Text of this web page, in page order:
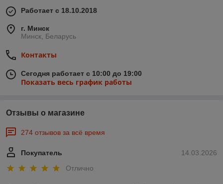
Работает с 18.10.2018
г. Минск
Минск, Беларусь
Контакты
Сегодня работает с 10:00 до 19:00
Показать весь график работы
Отзывы о магазине
274 отзывов за всё время
14.03.2026
Покупатель
Отлично